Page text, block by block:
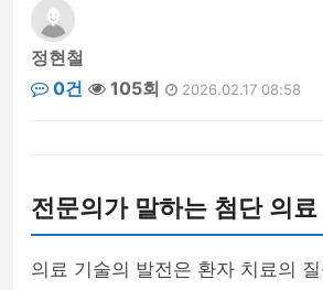
정현철
0건
105회 2026.02.17 08:58
전문의가 말하는 첨단 의
의료 기술의 발전은 환자 치료의